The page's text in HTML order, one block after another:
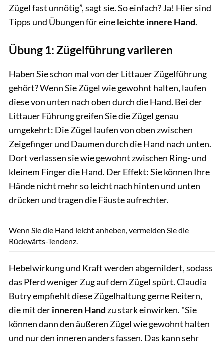
Zügel fast unnötig”, sagt sie. So einfach? Ja! Hier sind
Tipps und Übungen für eineleichte innere Hand.
Übung 1: Zügelführung variieren
Haben Sie schon mal von der Littauer Zügelführung
gehört? Wenn Sie Zügel wie gewohnt halten, laufen
diese von unten nach oben durch die Hand. Bei der
Littauer Führung greifen Sie die Zügel genau
umgekehrt: Die Zügel laufen von oben zwischen
Zeigefinger und Daumen durch die Hand nach unten.
Dort verlassen sie wie gewohnt zwischen Ring- und
kleinem Finger die Hand. Der Effekt: Sie können Ihre
Hände nicht mehr so leicht nach hinten und unten
drücken und tragen die Fäuste aufrechter.
Wenn Sie die Hand leicht anheben, vermeiden Sie die
Rückwärts-Tendenz.
Hebelwirkung und Kraft werden abgemildert, sodass
das Pferd weniger Zug auf dem Zügel spürt. Claudia
Butry empfiehlt diese Zügelhaltung gerne Reitern,
die mit derinneren Handzu stark einwirken. "Sie
können dann den äußeren Zügel wie gewohnt halten
und nur den inneren anders fassen. Das kann sehr